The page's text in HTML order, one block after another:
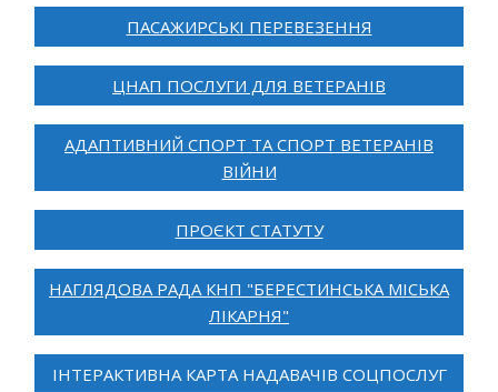
ПАСАЖИРСЬКІ ПЕРЕВЕЗЕННЯ
ЦНАП ПОСЛУГИ ДЛЯ ВЕТЕРАНІВ
АДАПТИВНИЙ СПОРТ ТА СПОРТ ВЕТЕРАНІВ
ВІЙНИ
ПРОЄКТ СТАТУТУ
НАГЛЯДОВА РАДА КНП "БЕРЕСТИНСЬКА МІСЬКА
ЛІКАРНЯ"
ІНТЕРАКТИВНА КАРТА НАДАВАЧІВ СОЦПОСЛУГ